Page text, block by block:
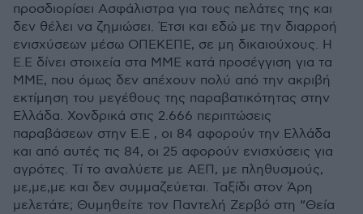
προσδιορίσει Ασφάλιστρα για τους πελάτες της και
δεν θέλει να ζημιώσει. Έτσι και εδώ με την διαρροή
ενισχύσεων μέσω ΟΠΕΚΕΠΕ, σε μη δικαιούχους. Η
Ε.Ε δίνει στοιχεία στα ΜΜΕ κατά προσέγγιση για τα
ΜΜΕ, που όμως δεν απέχουν πολύ από την ακριβή
εκτίμηση του μεγέθους της παραβατικότητας στην
Ελλάδα. Χονδρικά στις 2.666 περιπτώσεις
παραβάσεων στην Ε.Ε , οι 84 αφορούν την Ελλάδα
και από αυτές τις 84, οι 25 αφορούν ενισχύσεις για
αγρότες. Τί το αναλύετε με ΑΕΠ, με πληθυσμούς,
με,με,με και δεν συμμαζεύεται. Ταξίδι στον Άρη
μελετάτε; Θυμηθείτε τον Παντελή Ζερβό στη “Θεία